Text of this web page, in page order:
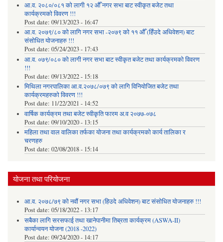
आ.व. २०८०/०८१ को लागी १२ औँ नगर सभा बाट स्वीकृत बजेट तथा
कार्यक्रमको विवरण !!!
Post date: 09/13/2023 - 16:47
आ.व. २०७९/८० को लागि नगर सभा -२०७९ को ११ औँ (हिँउदे अधिवेशन) बाट
संसोधित योजनाहरु !!!
Post date: 05/24/2023 - 17:43
आ.व. ०७९/०८० को लागी नगर सभा बाट स्वीकृत बजेट तथा कार्यक्रमको विवरण
!!!
Post date: 09/13/2022 - 15:18
मिथिला नगरपालिका आ.व.२०७८/०७९ को लागि विनियोजित बजेट तथा
कार्यक्रमहरुको विवरण !!!
Post date: 11/22/2021 - 14:52
वार्षिक कार्यक्रम तथा बजेट स्वीकृति फारम अ.व २०७७-०७८
Post date: 09/10/2020 - 13:15
महिला तथा वाल वालिका तर्फका याेजना तथा कार्यक्रमकाे कार्य तालिका र
चरणहरु
Post date: 02/08/2018 - 15:14
योजना तथा परियोजना
आ.व. २०७८/७९ को नवौं नगर सभा (हिउदे अधिवेशन) बाट संसोधित योजनाहरु !!!
Post date: 05/18/2022 - 13:17
सबैका लागि सरसफाई तथा खानेपानीमा तिब्रता कार्यक्रम (ASWA-II)
कार्यान्वयन योजना (2018 -2022)
Post date: 09/24/2020 - 14:17